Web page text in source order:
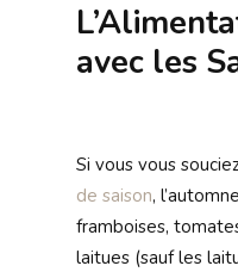
avec les
Si vous vous
de saison,
framboises,
laitues (sauf les